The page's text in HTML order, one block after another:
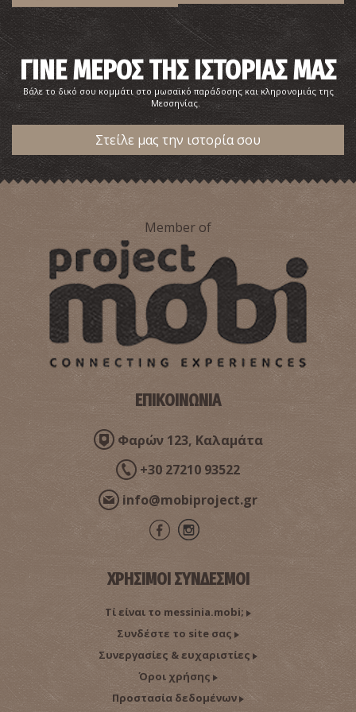
ΓΙΝΕ ΜΕΡΟΣ ΤΗΣ ΙΣΤΟΡΙΑΣ ΜΑΣ
Βάλε το δικό σου κομμάτι στο μωσαϊκό παράδοσης και κληρονομιάς της
Μεσσηνίας.
Στείλε μας την ιστορία σου
Member of
ΕΠΙΚΟΙΝΩΝΙΑ
Φαρών 123, Καλαμάτα
+30 27210 93522
info@mobiproject.gr
ΧΡΗΣΙΜΟΙ ΣΥΝΔΕΣΜΟΙ
Τί είναι το messinia.mobi;
Συνδέστε το site σας
Συνεργασίες & ευχαριστίες
Όροι χρήσης
Προστασία δεδομένων